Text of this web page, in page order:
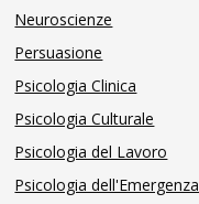
Neuroscienze
Persuasione
Psicologia Clinica
Psicologia Culturale
Psicologia del Lavoro
Psicologia dell'Emergenza